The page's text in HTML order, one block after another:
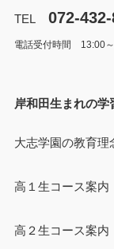
TEL 072-
電話受付時間 13:00～
岸和田生まれの
大志学園の教育理
高１生コース案内
高２生コース案内